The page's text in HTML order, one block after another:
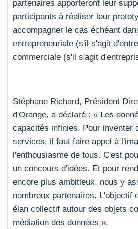
partenaires apporteront leur
participants à réaliser leur
accompagner le cas échéant
entrepreneuriale (s'il s'agit
commerciale (s'il s'agit
Stéphane Richard, Président
d'Orange, a déclaré : « Les
capacités infinies. Pour inventer
services, il faut faire appel à
l'enthousiasme de tous. C'est
un concours d'idées. Et pour
encore plus ambitieux, nous y
nombreux partenaires. L'objectif
élan collectif autour des objets
médiation des données ».